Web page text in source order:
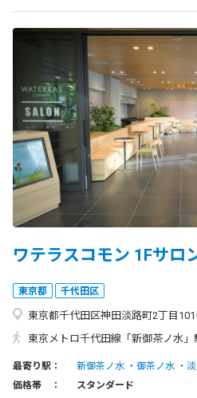
ワテラスコモン 1Fサロ
東京都 千代田区
東京都千代田区神田淡路町2丁目
東京メトロ千代田線「新御茶ノ水」駅 徒歩約2分、JR「御茶ノ水」
最寄り駅： 新御茶ノ水 御茶ノ水
価格帯 ：
スタンダード